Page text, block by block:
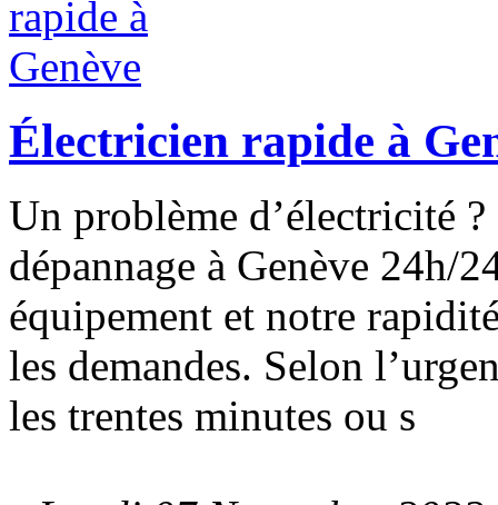
Électricien rapide à
Un problème d’électricité
dépannage à Genève 24h/
équipement et notre
les demandes. Selon
les trentes minutes ou s